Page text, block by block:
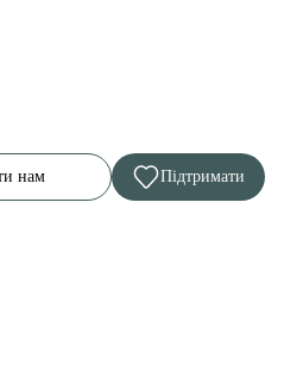
нам Підтримати